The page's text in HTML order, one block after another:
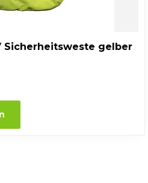
Sicherheitsweste gelber